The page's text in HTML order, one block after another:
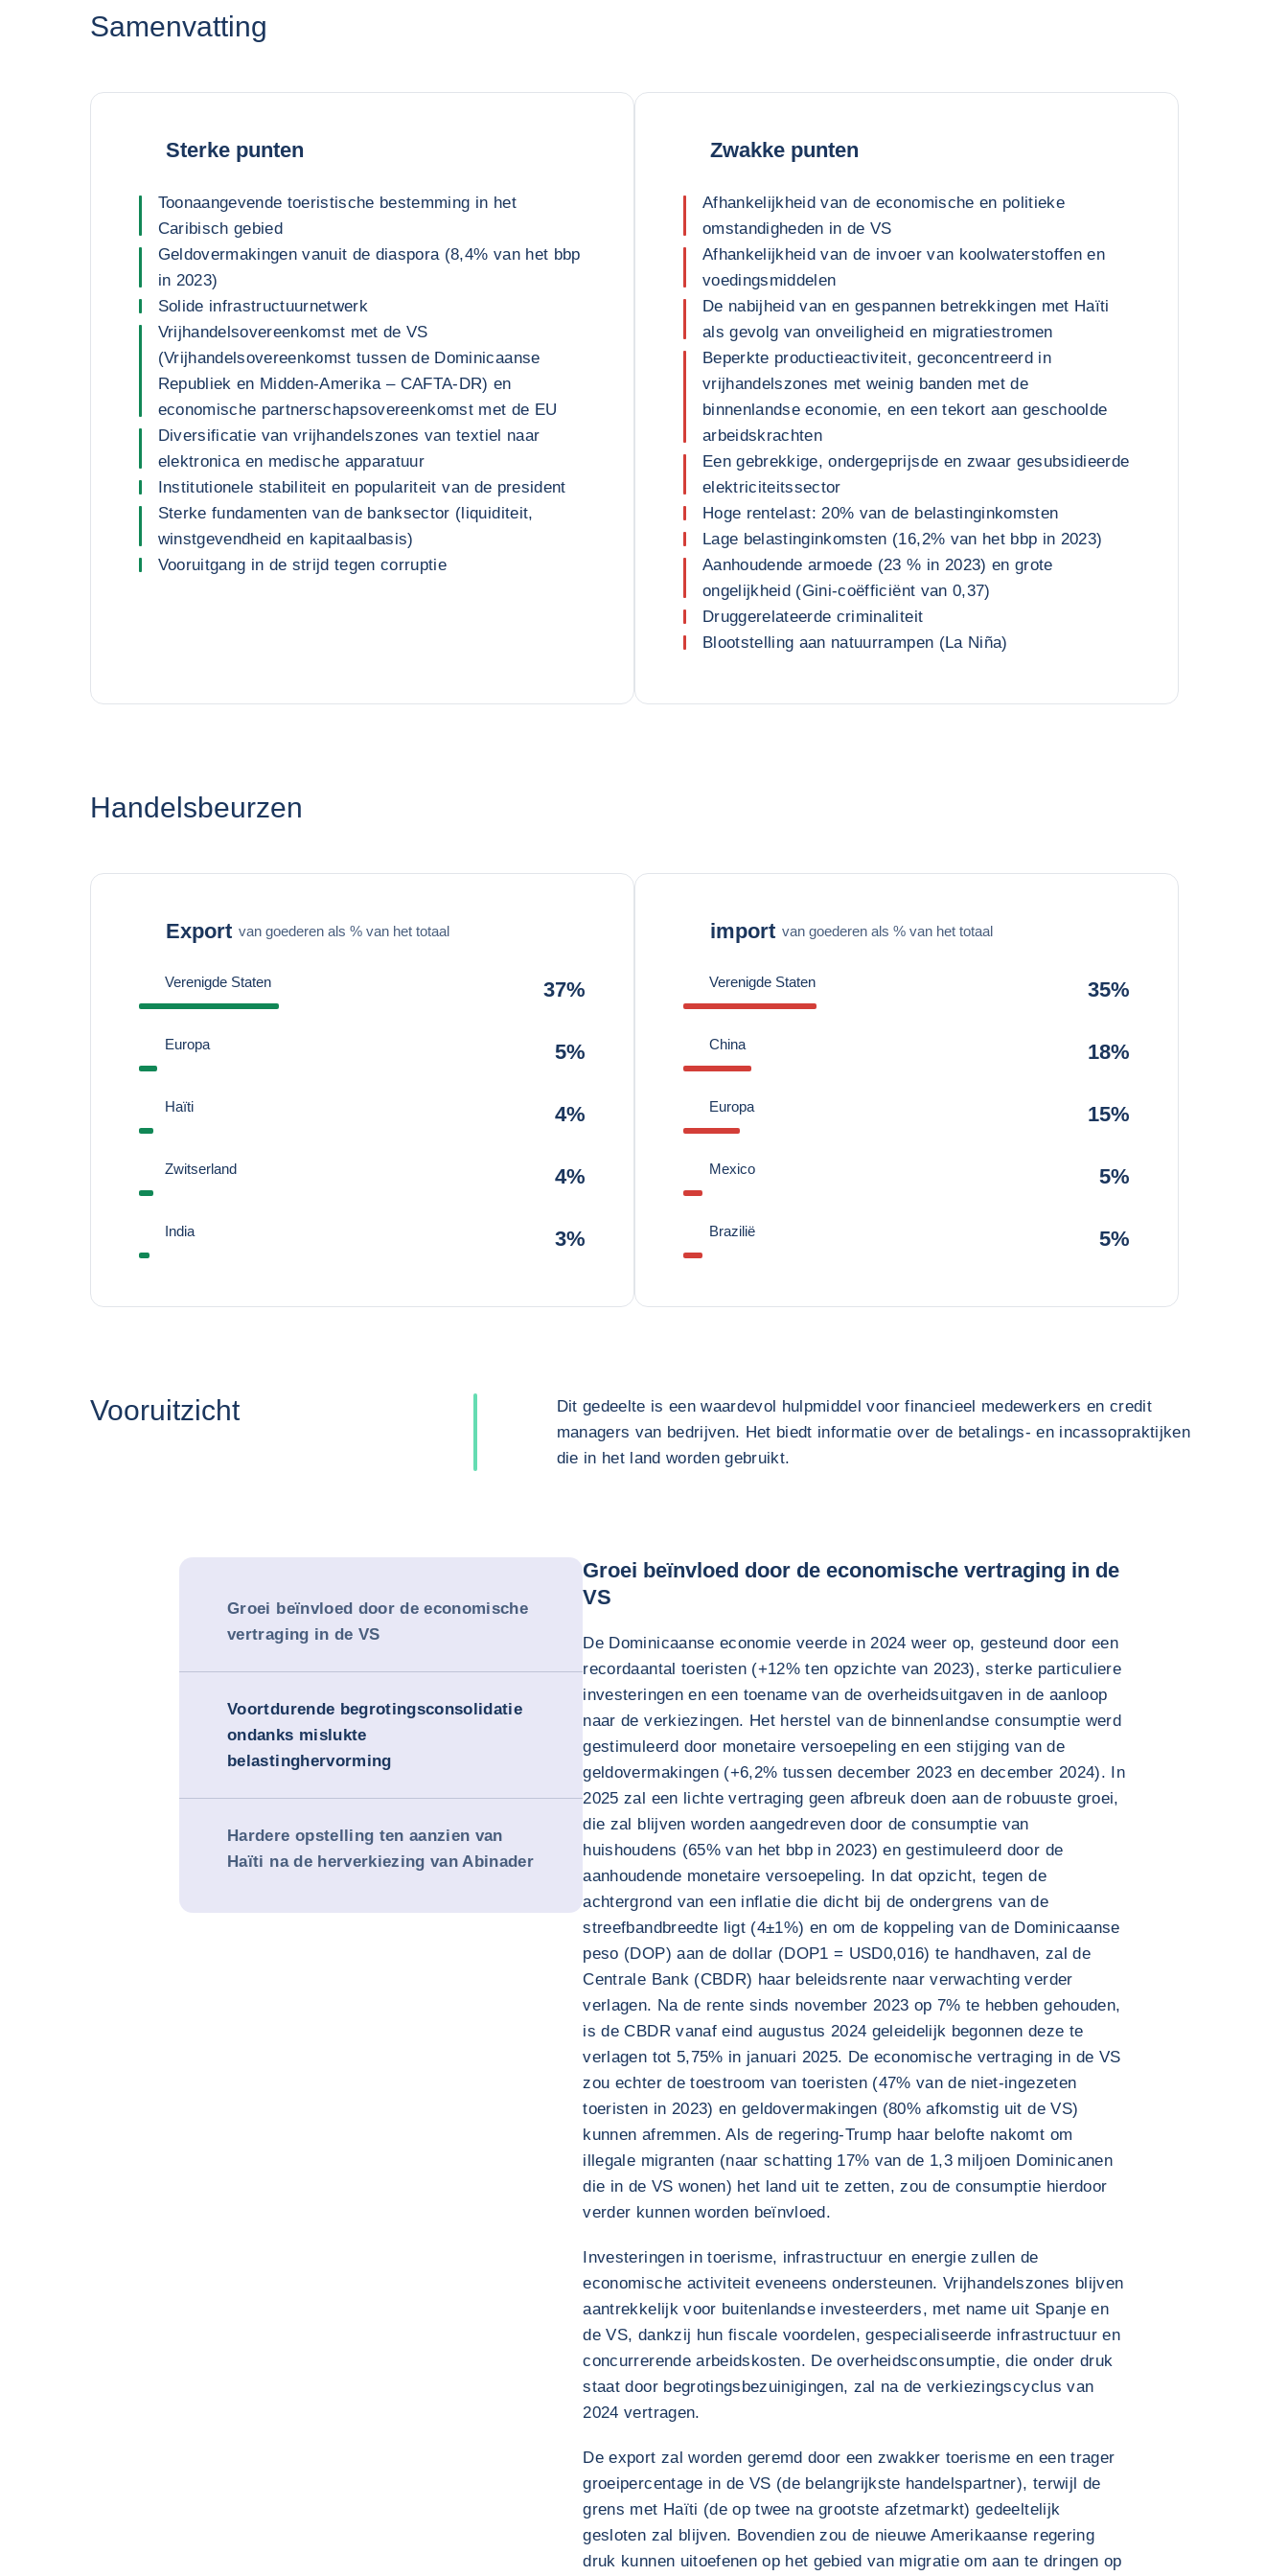
Samenvatting
Sterke punten
Toonaangevende toeristische bestemming in het
Caribisch gebied
Geldovermakingen vanuit de diaspora (8,4% van het bbp
in 2023)
Solide infrastructuurnetwerk
Vrijhandelsovereenkomst met de VS
(Vrijhandelsovereenkomst tussen de Dominicaanse
Republiek en Midden-Amerika – CAFTA-DR) en
economische partnerschapsovereenkomst met de EU
Diversificatie van vrijhandelszones van textiel naar
elektronica en medische apparatuur
Institutionele stabiliteit en populariteit van de president
Sterke fundamenten van de banksector (liquiditeit,
winstgevendheid en kapitaalbasis)
Vooruitgang in de strijd tegen corruptie
Zwakke punten
Afhankelijkheid van de economische en politieke
omstandigheden in de VS
Afhankelijkheid van de invoer van koolwaterstoffen en
voedingsmiddelen
De nabijheid van en gespannen betrekkingen met Haïti
als gevolg van onveiligheid en migratiestromen
Beperkte productieactiviteit, geconcentreerd in
vrijhandelszones met weinig banden met de
binnenlandse economie, en een tekort aan geschoolde
arbeidskrachten
Een gebrekkige, ondergeprijsde en zwaar gesubsidieerde
elektriciteitssector
Hoge rentelast: 20% van de belastinginkomsten
Lage belastinginkomsten (16,2% van het bbp in 2023)
Aanhoudende armoede (23 % in 2023) en grote
ongelijkheid (Gini-coëfficiënt van 0,37)
Druggerelateerde criminaliteit
Blootstelling aan natuurrampen (La Niña)
Handelsbeurzen
Export van goederen als % van het totaal
Verenigde Staten 37%
Europa 5%
Haïti 4%
Zwitserland 4%
India 3%
import van goederen als % van het totaal
Verenigde Staten 35%
China 18%
Europa 15%
Mexico 5%
Brazilië 5%
Vooruitzicht
Dit gedeelte is een waardevol hulpmiddel voor financieel medewerkers en credit
managers van bedrijven. Het biedt informatie over de betalings- en incassopraktijken
die in het land worden gebruikt.
Groei beïnvloed door de economische
vertraging in de VS
Voortdurende begrotingsconsolidatie
ondanks mislukte
belastinghervorming
Hardere opstelling ten aanzien van
Haïti na de herverkiezing van Abinader
Groei beïnvloed door de economische vertraging in de
VS
De Dominicaanse economie veerde in 2024 weer op, gesteund door een
recordaantal toeristen (+12% ten opzichte van 2023), sterke particuliere
investeringen en een toename van de overheidsuitgaven in de aanloop
naar de verkiezingen. Het herstel van de binnenlandse consumptie werd
gestimuleerd door monetaire versoepeling en een stijging van de
geldovermakingen (+6,2% tussen december 2023 en december 2024). In
2025 zal een lichte vertraging geen afbreuk doen aan de robuuste groei,
die zal blijven worden aangedreven door de consumptie van
huishoudens (65% van het bbp in 2023) en gestimuleerd door de
aanhoudende monetaire versoepeling. In dat opzicht, tegen de
achtergrond van een inflatie die dicht bij de ondergrens van de
streefbandbreedte ligt (4±1%) en om de koppeling van de Dominicaanse
peso (DOP) aan de dollar (DOP1 = USD0,016) te handhaven, zal de
Centrale Bank (CBDR) haar beleidsrente naar verwachting verder
verlagen. Na de rente sinds november 2023 op 7% te hebben gehouden,
is de CBDR vanaf eind augustus 2024 geleidelijk begonnen deze te
verlagen tot 5,75% in januari 2025. De economische vertraging in de VS
zou echter de toestroom van toeristen (47% van de niet-ingezeten
toeristen in 2023) en geldovermakingen (80% afkomstig uit de VS)
kunnen afremmen. Als de regering-Trump haar belofte nakomt om
illegale migranten (naar schatting 17% van de 1,3 miljoen Dominicanen
die in de VS wonen) het land uit te zetten, zou de consumptie hierdoor
verder kunnen worden beïnvloed.
Investeringen in toerisme, infrastructuur en energie zullen de
economische activiteit eveneens ondersteunen. Vrijhandelszones blijven
aantrekkelijk voor buitenlandse investeerders, met name uit Spanje en
de VS, dankzij hun fiscale voordelen, gespecialiseerde infrastructuur en
concurrerende arbeidskosten. De overheidsconsumptie, die onder druk
staat door begrotingsbezuinigingen, zal na de verkiezingscyclus van
2024 vertragen.
De export zal worden geremd door een zwakker toerisme en een trager
groeipercentage in de VS (de belangrijkste handelspartner), terwijl de
grens met Haïti (de op twee na grootste afzetmarkt) gedeeltelijk
gesloten zal blijven. Bovendien zou de nieuwe Amerikaanse regering
druk kunnen uitoefenen op het gebied van migratie om aan te dringen op